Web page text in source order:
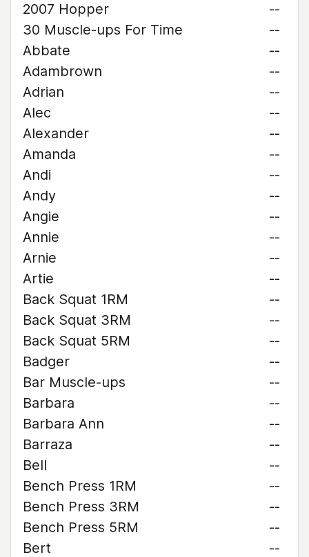
2007 Hopper
--
30 Muscle-ups For Time
--
Abbate
--
Adambrown
--
Adrian
--
Alec
--
Alexander
--
Amanda
--
Andi
--
Andy
--
Angie
--
Annie
--
Arnie
--
Artie
--
Back Squat 1RM
--
Back Squat 3RM
--
Back Squat 5RM
--
Badger
--
Bar Muscle-ups
--
Barbara
--
Barbara Ann
--
Barraza
--
Bell
--
Bench Press 1RM
--
Bench Press 3RM
--
Bench Press 5RM
--
Bert
--